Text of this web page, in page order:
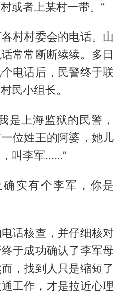
或者上某村一带。”
村村委会的电话。山
常常断断续续。多日
电话后，民警终于联
民小组长。
是上海监狱的民警，
位姓王的阿婆，她儿
叫李军……”
实有个李军，你是
话核查，并仔细核对
于成功确认了李军母
，找到人只是缩短了
工作，才是拉近心理